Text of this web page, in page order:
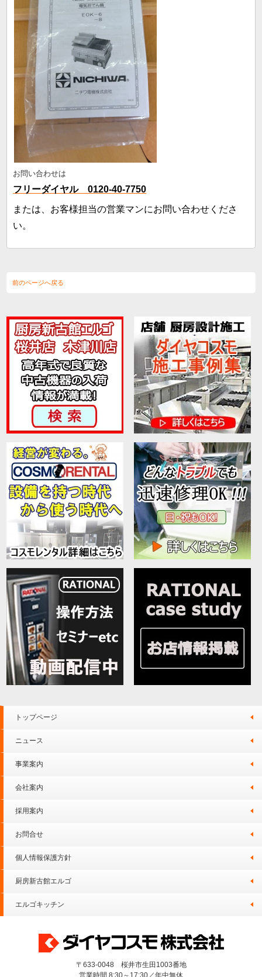
お問い合わせは
フリーダイヤル 0120-40-7750
または、お客様担当の営業マンにお問い合わせくださ
い。
前のページへ戻る
トップページ
ニュース
事業案内
会社案内
採用案内
お問合せ
個人情報保護方針
厨房新古館エルゴ
エルゴキッチン
〒633-0048 桜井市生田1003番地
営業時間 8:30～17:30／年中無休